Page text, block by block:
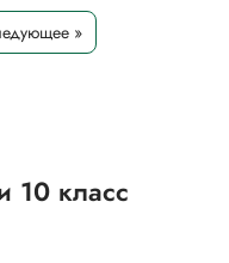
»
10 класс